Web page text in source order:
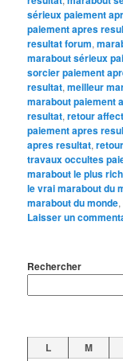
sérieux paiement
paiement apres
resultat forum,
marabout sérieux
sorcier paiement
resultat,meilleur
marabout paiement
resultat,retour
paiement apres
apres resultat,
travaux occultes
marabout le plus
le vrai marabout du
marabout du monde,
Laisser un
Rechercher
L M